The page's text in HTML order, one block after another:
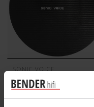
SONIC VOICE
Sonic Voice Carbon
platenspeler mat